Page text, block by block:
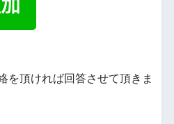
を頂ければ回答させて頂きま